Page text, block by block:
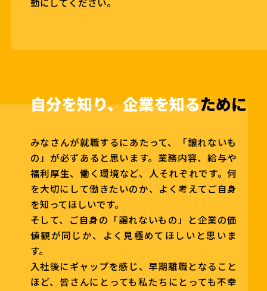
動にしてください。
自分を知り、企業を知るために
みなさんが就職するにあたって、「譲れないも
の」が必ずあると思います。業務内容、給与や
福利厚生、働く環境など、人それぞれです。何
を大切にして働きたいのか、よく考えてご自身
を知ってほしいです。
そして、ご自身の「譲れないもの」と企業の価
値観が同じか、よく見極めてほしいと思いま
す。
入社後にギャップを感じ、早期離職となること
ほど、皆さんにとっても私たちにとっても不幸